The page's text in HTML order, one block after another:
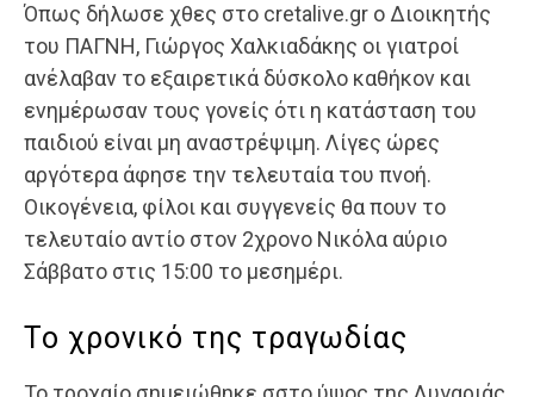
Όπως δήλωσε χθες στο cretalive.gr ο Διοικητής
του ΠΑΓΝΗ, Γιώργος Χαλκιαδάκης οι γιατροί
ανέλαβαν το εξαιρετικά δύσκολο καθήκον και
ενημέρωσαν τους γονείς ότι η κατάσταση του
παιδιού είναι μη αναστρέψιμη. Λίγες ώρες
αργότερα άφησε την τελευταία του πνοή.
Οικογένεια, φίλοι και συγγενείς θα πουν το
τελευταίο αντίο στον 2χρονο Νικόλα αύριο
Σάββατο στις 15:00 το μεσημέρι.
Το χρονικό της τραγωδίας